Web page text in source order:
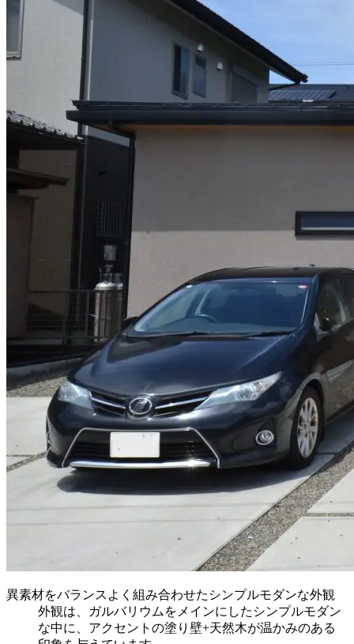
異素材をバランスよく組み合わせたシンプルモダンな外観
外観は、ガルバリウムをメインにしたシンプルモダン
な中に、アクセントの塗り壁+天然木が温かみのある